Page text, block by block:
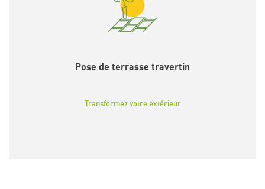
Pose de terrasse travertin
Transformez votre extérieur